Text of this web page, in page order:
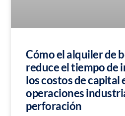
Cómo el alquiler de
reduce el tiempo de
los costos de capital
operaciones
perforación